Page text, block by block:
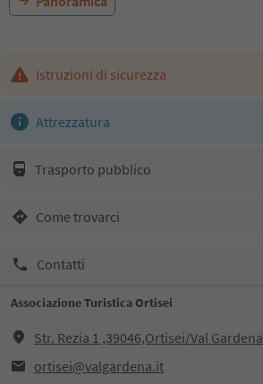
Istruzioni di sicurezza
Attrezzatura
Trasporto pubblico
Come trovarci
Contatti
Associazione Turistica Ortisei
Str. Rezia 1 ,39046,Ortisei/Val Gardena
ortisei@valgardena.it